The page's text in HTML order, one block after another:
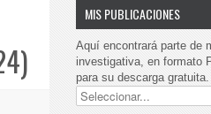
MIS PUBLICACIONES
Aquí encontrará parte de
investigativa, en formato
para su descarga gratuita.